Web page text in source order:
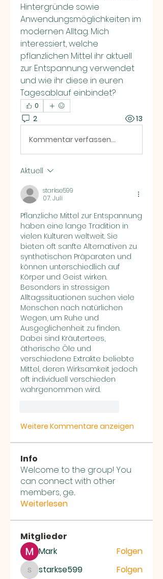
Hintergründe sowie
Anwendungsmöglichkeiten im
modernen Alltag. Mich
interessiert, welche
pflanzlichen Mittel ihr aktuell
zur Entspannung verwendet
und wie ihr diese in euren
Tagesablauf einbindet?
0
2 13
Kommentar verfassen...
Aktuell
starkse599
07. Juli
Pflanzliche Mittel zur Entspannung
haben eine lange Tradition in
vielen Kulturen weltweit. Sie
bieten oft sanfte Alternativen zu
synthetischen Präparaten und
können unterschiedlich auf
Körper und Geist wirken.
Besonders in stressigen
Alltagssituationen suchen viele
Menschen nach natürlichen
Wegen, um Ruhe und
Ausgeglichenheit zu finden.
Dabei sind Kräutertees,
ätherische Öle und
verschiedene Extrakte beliebte
Mittel, deren Wirksamkeit jedoch
oft individuell verschieden
wahrgenommen wird.
Weitere Kommentare anzeigen
Info
Welcome to the group! You
can connect with other
members, ge...
Weiterlesen
Mitglieder
Mark
Folgen
starkse599
starkse599
Folgen